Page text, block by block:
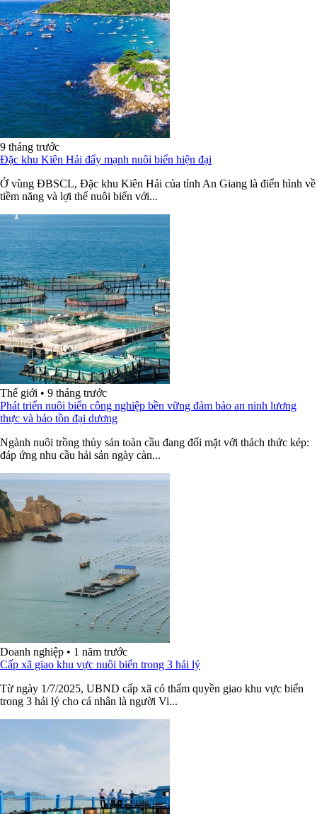
9 tháng trước
Đặc khu Kiên Hải đẩy mạnh nuôi biển hiện đại
Ở vùng ĐBSCL, Đặc khu Kiên Hải của tỉnh An Giang là điển hình về
tiềm năng và lợi thế nuôi biển với...
Thế giới • 9 tháng trước
Phát triển nuôi biển công nghiệp bền vững đảm bảo an ninh lương
thực và bảo tồn đại dương
Ngành nuôi trồng thủy sản toàn cầu đang đối mặt với thách thức kép:
đáp ứng nhu cầu hải sản ngày càn...
Doanh nghiệp • 1 năm trước
Cấp xã giao khu vực nuôi biển trong 3 hải lý
Từ ngày 1/7/2025, UBND cấp xã có thẩm quyền giao khu vực biển
trong 3 hải lý cho cá nhân là người Vi...